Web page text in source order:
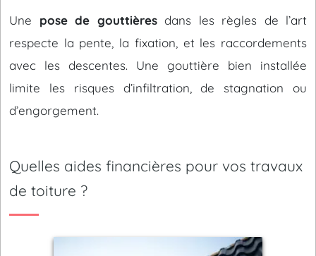
Une pose de gouttièresdans les règles de l’art
respecte la pente, la fixation, et les raccordements
avec les descentes. Une gouttière bien installée
limite les risques d’infiltration, de stagnation ou
d’engorgement.
Quelles aides financières pour vos travaux
de toiture ?